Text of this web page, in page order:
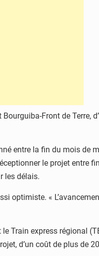
Front de Terre,
entre la fin du mois
le projet entre
les délais.
optimiste. «
Train express régional
d’un coût de plus de